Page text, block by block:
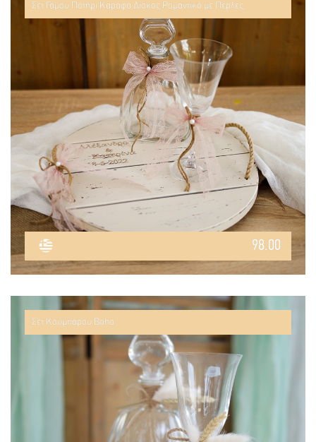
Σετ Γάμου Ποτήρι Καράφα Δίσκος Ρομαντικό με Πέρλες
98.00
Σετ Κουμπάρου Boho